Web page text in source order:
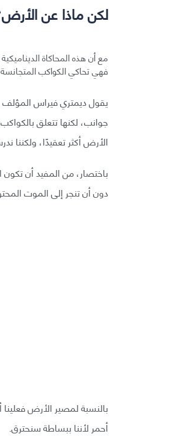
لكن ماذا عن
مع أن هذه المحاكاة
فهي تحاكي الكواكب
يقول ديمتري فيراس المؤلف
جوانب، لكنها تتعلق
الأرض أكثر تعقيدًا، ولكننا
باختصار، من المفيد أن
دون أن تنجر إلى الموت
بالنسبة لمصير الأرض
أحمر لأننا ببساطة سنحترق.